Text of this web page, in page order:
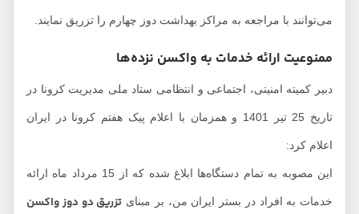
می‌توانند با مراجعه به مراکز بهداشت دوز چهارم را تزریق نمایند.
ممنوعیت ارائه خدمات به واکسن نزده‌ها
دبیر کمیته امنیتی، اجتماعی و انتظامی ستاد ملی مدیریت کرونا در
تاریخ 25 تیر 1401 و همزمان با اعلام پیک هفتم کرونا در ایران
اعلام کرد:
این مصوبه به تمام دستگاه‌ها ابلاغ شده که از 15 مرداد ماه ارائه
خدمات به افراد در بستر ایران من، بر مبنایتزریق دو دوز واکسن